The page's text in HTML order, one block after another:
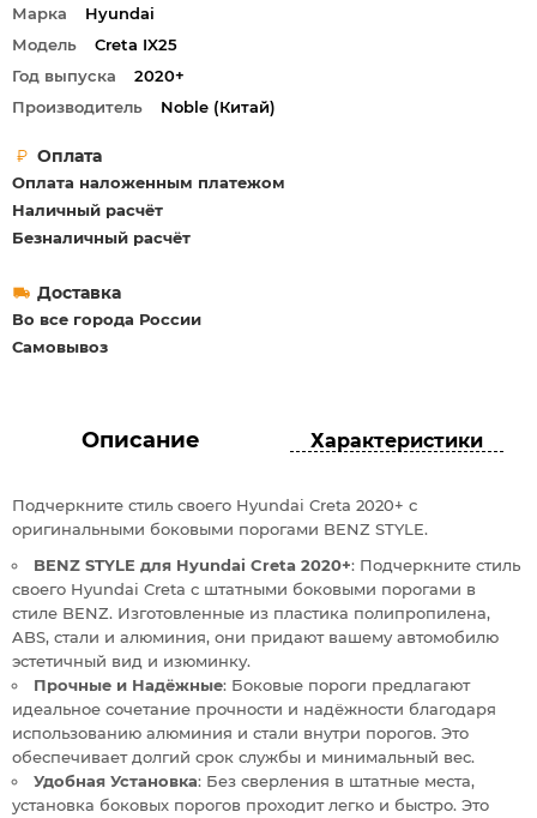
Марка
Hyundai
Модель
Creta IX25
Год выпуска
2020+
Производитель
Noble (Китай)
Оплата
Оплата наложенным платежом
Наличный расчёт
Безналичный расчёт
Доставка
Во все города России
Самовывоз
Описание Характеристики
Подчеркните стиль своего Hyundai Creta 2020+ с
оригинальными боковыми порогами BENZ STYLE.
BENZ STYLE для Hyundai Creta 2020+: Подчеркните стиль
своего Hyundai Creta с штатными боковыми порогами в
стиле BENZ. Изготовленные из пластика полипропилена,
ABS, стали и алюминия, они придают вашему автомобилю
эстетичный вид и изюминку.
Прочные и Надёжные: Боковые пороги предлагают
идеальное сочетание прочности и надёжности благодаря
использованию алюминия и стали внутри порогов. Это
обеспечивает долгий срок службы и минимальный вес.
Удобная Установка: Без сверления в штатные места,
установка боковых порогов проходит легко и быстро. Это